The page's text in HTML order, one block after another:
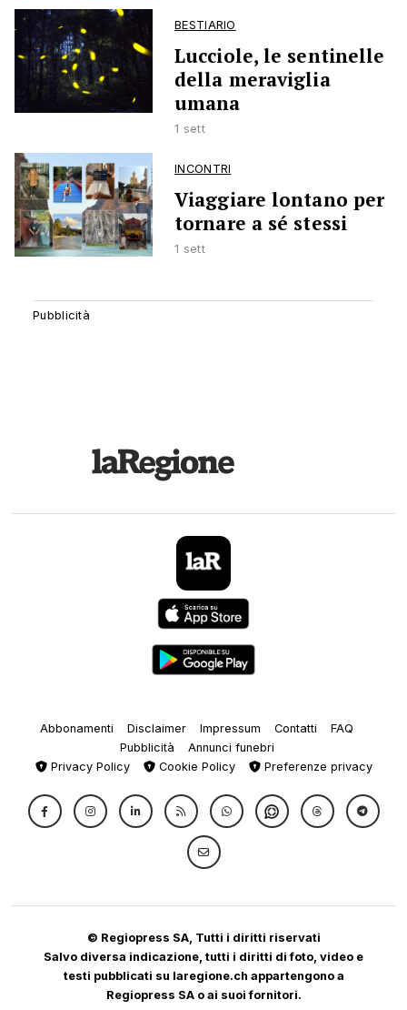
BESTIARIO
Lucciole, le sentinelle
della meraviglia
umana
1 sett
INCONTRI
Viaggiare lontano per
tornare a sé stessi
1 sett
Abbonamenti Disclaimer Impressum Contatti
FAQ
Pubblicità
Annunci funebri
Privacy Policy
Cookie Policy Preferenze privacy
© Regiopress SA, Tutti i diritti riservati
Salvo diversa indicazione, tutti i diritti di foto, video e
testi pubblicati su laregione.ch appartengono a
Regiopress SA o ai suoi fornitori.